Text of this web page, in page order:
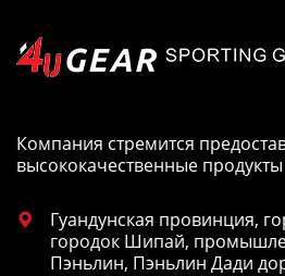
Компания стремится
высококачественные продукты

Гуандунская провинция,
городок Шипай,
Пэньлин, Пэньлин Дади